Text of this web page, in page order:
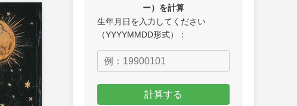
ー）を計算
生年月日を入力してください
（YYYYMMDD形式）：
計算する